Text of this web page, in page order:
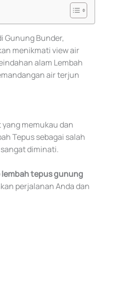
Gunung Bunder,
menikmati view air
alam Lembah
air terjun
memukau dan
Tepus sebagai salah
diminati.
tepus gunung
perjalanan Anda dan